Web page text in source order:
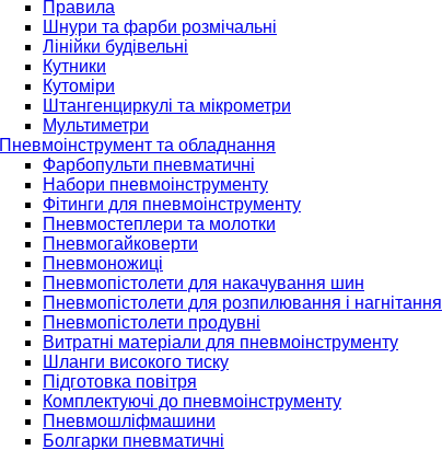
Правила
Шнури та фарби розмічальні
Лінійки будівельні
Кутники
Кутоміри
Штангенциркулі та мікрометри
Мультиметри
Пневмоінструмент та обладнання
Фарбопульти пневматичні
Набори пневмоінструменту
Фітинги для пневмоінструменту
Пневмостеплери та молотки
Пневмогайковерти
Пневмоножиці
Пневмопістолети для накачування шин
Пневмопістолети для розпилювання і нагнітання
Пневмопістолети продувні
Витратні матеріали для пневмоінструменту
Шланги високого тиску
Підготовка повітря
Комплектуючі до пневмоінструменту
Пневмошліфмашини
Болгарки пневматичні